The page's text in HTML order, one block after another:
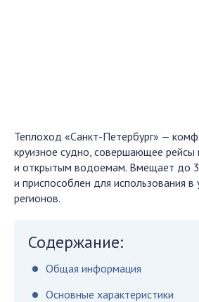
Теплоход «Санкт-Петербург» —
круизное судно, совершающее рейсы
и открытым водоемам. Вмещает до
и приспособлен для использования в
регионов.
Содержание:
Общая информация
Основные характеристики